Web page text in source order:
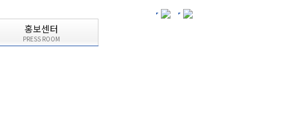
홍보센터
PRESS ROOM